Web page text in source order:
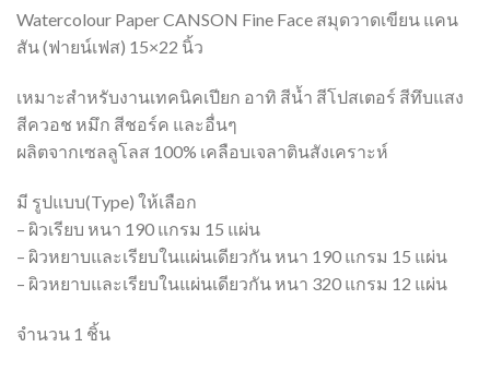
Watercolour Paper CANSON Fine Face สมุดวาดเขียน แคน
สัน (ฟายน์เฟส) 15×22 นิ้ว
เหมาะสำหรับงานเทคนิคเปียก อาทิ สีน้ำ สีโปสเตอร์ สีทึบแสง
สีควอช หมึก สีชอร์ค และอื่นๆ
ผลิตจากเซลลูโลส 100% เคลือบเจลาตินสังเคราะห์
มี รูปแบบ(Type) ให้เลือก
– ผิวเรียบ หนา 190 แกรม 15 แผ่น
– ผิวหยาบและเรียบในแผ่นเดียวกัน หนา 190 แกรม 15 แผ่น
– ผิวหยาบและเรียบในแผ่นเดียวกัน หนา 320 แกรม 12 แผ่น
จำนวน 1 ชิ้น